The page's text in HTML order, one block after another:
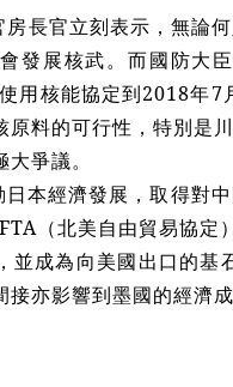
長官立刻表示，無論
發展核武。而國防大
用核能協定到2018年
原料的可行性，特別是
爭議。
本經濟發展，取得對
（北美自由貿易協
並成為向美國出口的
亦影響到墨國的經濟成